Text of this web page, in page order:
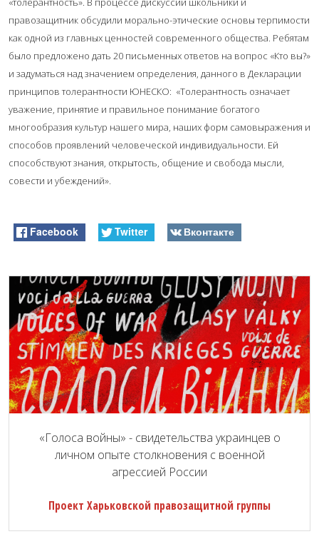
правозащитник обсудили морально-этические основы терпимости
как одной из главных ценностей современного общества. Ребятам
было предложено дать 20 письменных ответов на вопрос «Кто вы?»
и задуматься над значением определения, данного в Декларации
принципов толерантности ЮНЕСКО: «Толерантность означает
уважение, принятие и правильное понимание богатого
многообразия культур нашего мира, наших форм самовыражения и
способов проявлений человеческой индивидуальности. Ей
способствуют знания, открытость, общение и свобода мысли,
совести и убеждений».
Facebook Twitter Вконтакте
«Голоса войны» - свидетельства украинцев о
личном опыте столкновения с военной
агрессией России
Проект Харьковской правозащитной группы